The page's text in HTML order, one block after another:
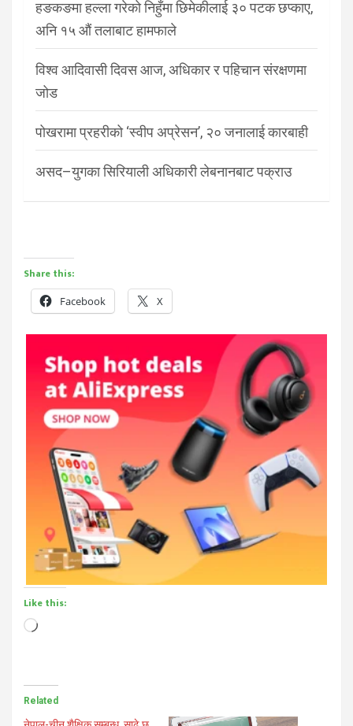
हङकङमा हल्ला गरेको निहुँमा छिमेकीलाई ३० पटक छप्काए,
अनि १५ औं तलाबाट हामफाले
विश्व आदिवासी दिवस आज, अधिकार र पहिचान संरक्षणमा
जोड
पोखरामा प्रहरीको ‘स्वीप अप्रेसन’, २० जनालाई कारबाही
असद–युगका सिरियाली अधिकारी लेबनानबाट पक्राउ
Share this:
Facebook X
Like this:
Loading…
Related